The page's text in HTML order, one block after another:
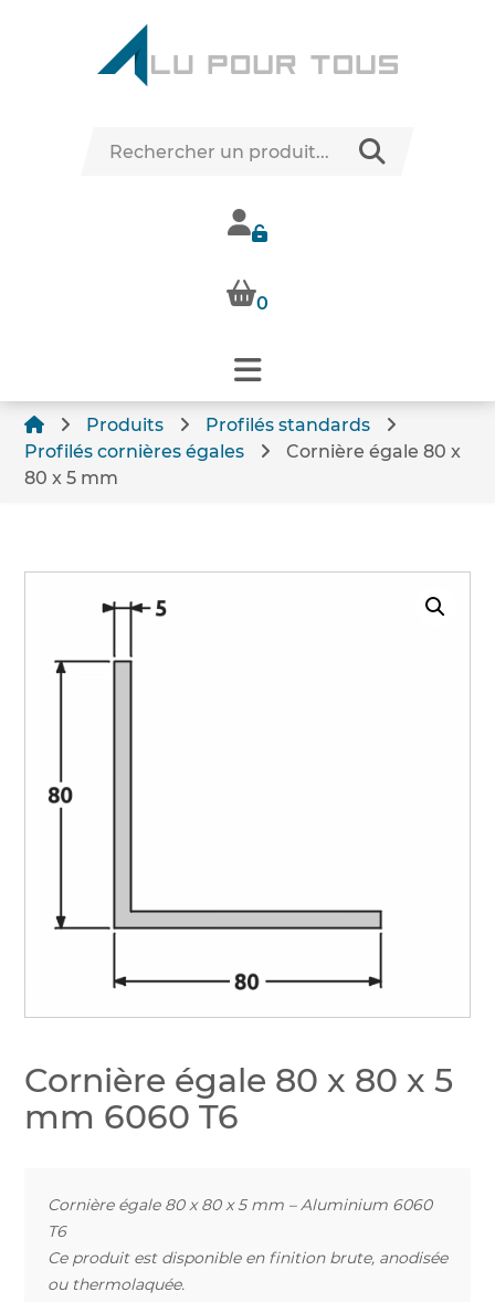
0
Produits
Profilés standards
Profilés cornières égales
Cornière égale 80 x
80 x 5 mm
Cornière égale 80 x 80 x 5
mm 6060 T6
Cornière égale 80 x 80 x 5 mm – Aluminium 6060
T6
Ce produit est disponible en finition brute, anodisée
ou thermolaquée.